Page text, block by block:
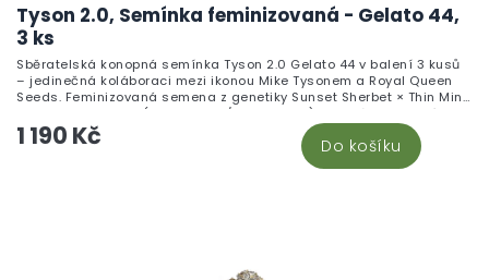
Tyson 2.0, Semínka feminizovaná - Gelato 44,
3 ks
1 190 Kč Do košíku
Sběratelská konopná semínka Tyson 2.0 Gelato 44 v balení 3 kusů
– jedinečná koláboraci mezi ikonou Mike Tysonem a Royal Queen
Seeds. Feminizovaná semena z genetiky Sunset Sherbet × Thin Mint
Girl Scout Cookies (55% Indica / 45% Sativa) je uznávanou linií s
bohatým terpenovým profilem charakterizovaným sladkými,
krémovými tóny s nádechem vanilky a jemného květinového